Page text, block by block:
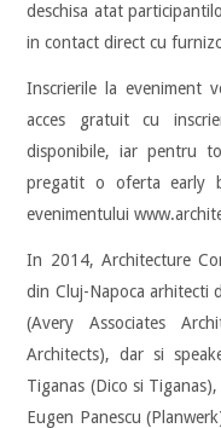
deschisa atat
in contact direct cu
Inscrierile la eveniment
acces gratuit cu
disponibile, iar pentru
pregatit o oferta early
evenimentului
In 2014, Architecture
din Cluj-Napoca arhitecti
(Avery Associates
Architects), dar si
Tiganas (Dico si
Eugen Panescu